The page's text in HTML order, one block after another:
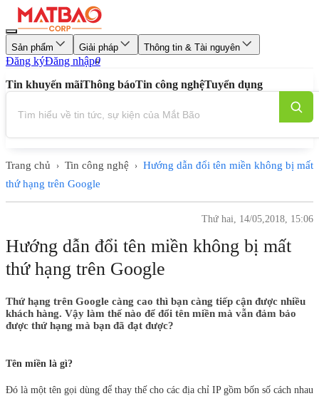
Sản phẩm Giải pháp Thông tin & Tài nguyên
Đăng kýĐăng nhập0
Tin khuyến mãiThông báoTin công nghệTuyển dụng
Trang chủ › Tin công nghệ › Hướng dẫn đổi tên miền không bị mất
thứ hạng trên Google
Thứ hai, 14/05,2018, 15:06
Hướng dẫn đổi tên miền không bị mất
thứ hạng trên Google
Thứ hạng trên Google càng cao thì bạn càng tiếp cận được nhiều
khách hàng. Vậy làm thế nào để đổi tên miền mà vẫn đảm bảo
được thứ hạng mà bạn đã đạt được?
Tên miền là gì?
Đó là một tên gọi dùng để thay thế cho các địa chỉ IP gồm bốn số cách nhau